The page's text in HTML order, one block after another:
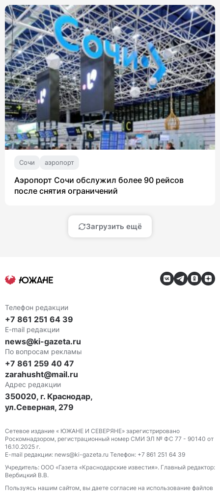
Сочи аэропорт
Аэропорт Сочи обслужил более 90 рейсов
после снятия ограничений
Загрузить ещё
Телефон редакции
+7 861 251 64 39
E-mail редакции
news@ki-gazeta.ru
По вопросам рекламы
+7 861 259 40 47
zarahusht@mail.ru
Адрес редакции
350020, г. Краснодар,
ул.Северная, 279
Сетевое издание « ЮЖАНЕ И СЕВЕРЯНЕ» зарегистрировано
Роскомнадзором, регистрационный номер СМИ ЭЛ № ФС 77 - 90140 от
16.10.2025 г.
E-mail редакции: news@ki-gazeta.ru Телефон: +7 861 251 64 39
Учредитель: ООО «Газета «Краснодарские известия». Главный редактор:
Вербицкий В.В.
Пользуясь нашим сайтом, вы даете согласие на использование файлов